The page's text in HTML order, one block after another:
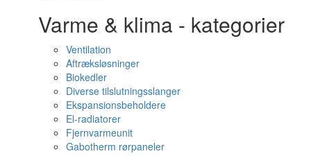
Varme & klima - kategorier
Ventilation
Aftræksløsninger
Biokedler
Diverse tilslutningsslanger
Ekspansionsbeholdere
El-radiatorer
Fjernvarmeunit
Gabotherm rørpaneler